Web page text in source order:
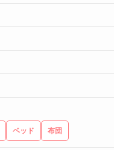
ベッド 布団